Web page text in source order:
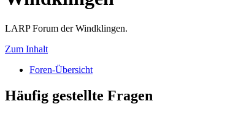
LARP Forum der Windklingen.
Zum Inhalt
Foren-Übersicht
Häufig gestellte Fragen